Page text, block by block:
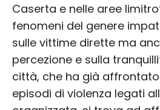
Caserta e nelle aree
fenomeni del genere
sulle vittime dirette ma
percezione e sulla
città, che ha già
episodi di violenza legati